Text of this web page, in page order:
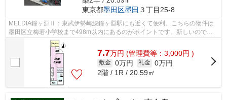
東京都墨田区墨田 ３丁目25-8
MELDIA鐘ヶ淵Ⅱ：東武伊勢崎線鐘ヶ淵駅にも近くて便利。こちらの物件は
墨田区立梅若小学校まで498m以内にあるのがポイントです。新しいのでこ
だわりの多い方にもおすすめの築浅物件です...
7.7万円 (管理費等：3,000円 )
敷金 0万円 礼金 0万円
2階 / 1R / 20.59㎡